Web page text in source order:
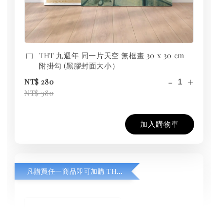
THT 九週年 同一片天空 無框畫 30 x 30 cm
附掛勾 (黑膠封面大小）
NT$ 280
NT$ 380
- +
加入購物車
凡購買任一商品即可加購 THT 九週年紀念 T-shirt